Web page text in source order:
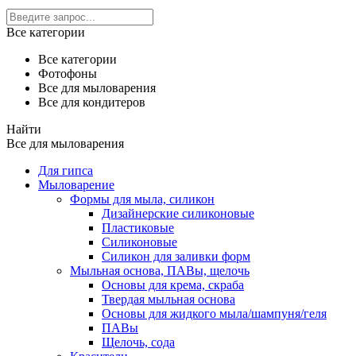
Все категории
Все категории
Фотофоны
Все для мыловарения
Все для кондитеров
Найти
Все для мыловарения
Для гипса
Мыловарение
Формы для мыла, силикон
Дизайнерские силиконовые
Пластиковые
Силиконовые
Силикон для заливки форм
Мыльная основа, ПАВы, щелочь
Основы для крема, скраба
Твердая мыльная основа
Основы для жидкого мыла/шампуня/геля
ПАВы
Щелочь, сода